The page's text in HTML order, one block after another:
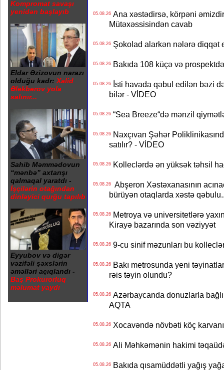
Kompromat savaşı
yenidən başlayıb
Eldar Əzizovun narazı
olduğu kadr: Xalid
Ələkbərov yola
salınır...
Sahib Məmmədovun
“mənbə” axtarışı
qalmaqal yaratdı -
İşçilərin otağından
dinləyici qurğu tapılıb
Eyyubov və digər
vəzifəli şəxslərin
əməlləri açıqlandı -
Baş Prokurorluq
məlumat yaydı
05.08.26Ana xəstədirsə, körpəni
Mütəxəssisindən cavab
05.08.26Şokolad alarkən nələrə diqqət
05.08.26Bakıda 108 küçə və
05.08.26İsti havada qəbul edilən bəzi
bilər - VİDEO
05.08.26“Sea Breeze“də mənzil
05.08.26Naxçıvan Şəhər
satılır? - VİDEO
05.08.26Kolleclərdə ən yüksək təhsil
05.08.26Abşeron Xəstəxanasının
bürüyən otaqlarda xəstə
05.08.26Metroya və universitetlərə
Kirayə bazarında son vəziyyət
05.08.269-cu sinif məzunları bu
05.08.26Bakı metrosunda yeni
rəis təyin olundu?
05.08.26Azərbaycanda donuzlarla
AQTA
05.08.26Xocavəndə növbəti köç
05.08.26Ali Məhkəmənin hakimi
05.08.26Bakıda qısamüddətli yağış